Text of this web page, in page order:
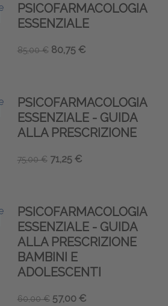
PSICOFARMACOLOGIA
ESSENZIALE
85,00 € 80,75 €
PSICOFARMACOLOGIA
ESSENZIALE - GUIDA
ALLA PRESCRIZIONE
75,00 € 71,25 €
PSICOFARMACOLOGIA
ESSENZIALE - GUIDA
ALLA PRESCRIZIONE
BAMBINI E
ADOLESCENTI
60,00 € 57,00 €